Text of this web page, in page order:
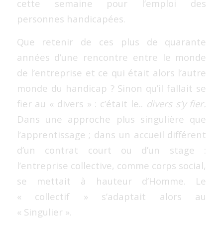
cette semaine pour l’emploi des
personnes handicapées.
Que retenir de ces plus de quarante
années d’une rencontre entre le monde
de l’entreprise et ce qui était alors l’autre
monde du handicap ? Sinon qu’il fallait se
fier au « divers » : c’était le.. divers s’y fier.
Dans une approche plus singulière que
l’apprentissage ; dans un accueil différent
d’un contrat court ou d’un stage :
l’entreprise collective, comme corps social,
se mettait à hauteur d’Homme. Le
« collectif » s’adaptait alors au
« Singulier ».